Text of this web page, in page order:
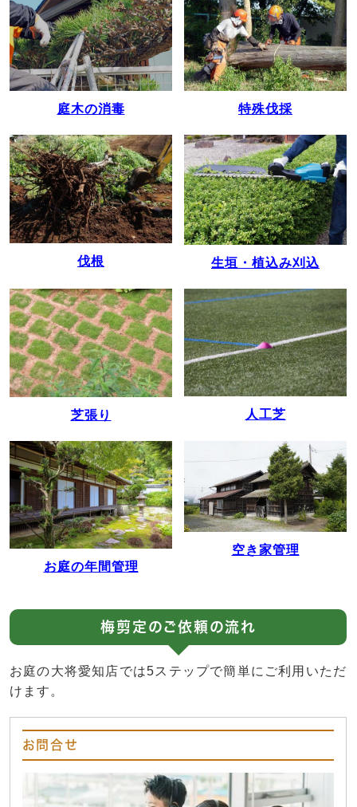
庭木の消毒 特殊伐採
伐根 生垣・植込み刈込
芝張り 人工芝
お庭の年間管理
空き家管理
梅剪定のご依頼の流れ
お庭の大将愛知店では5ステップで簡単にご利用いただ
けます。
お問合せ